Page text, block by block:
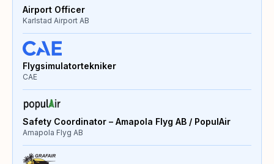
Airport Officer
Karlstad Airport AB
Flygsimulatortekniker
CAE
Safety Coordinator – Amapola Flyg AB / PopulAir
Amapola Flyg AB